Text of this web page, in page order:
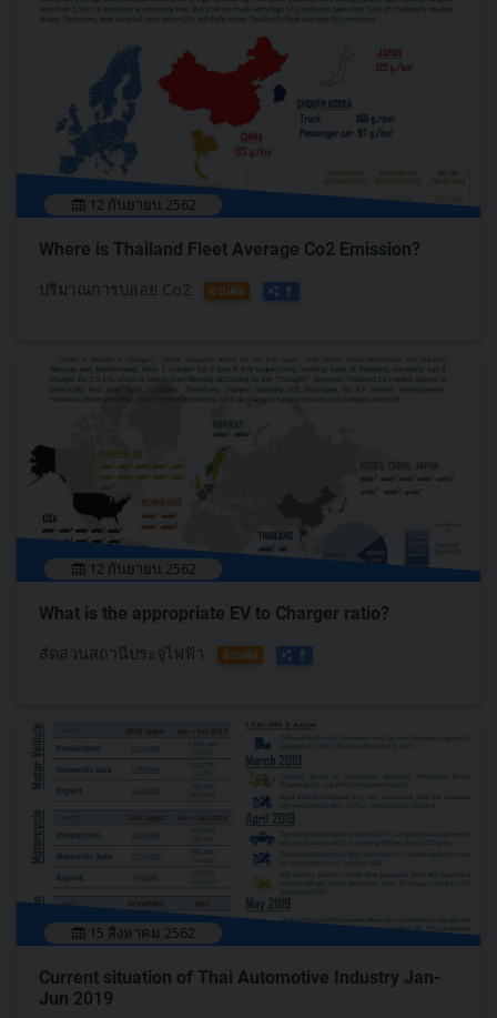
12 กันยายน 2562
Where is Thailand Fleet Average Co2 Emission?
ปริมาณการปล่อย Co2
อ่านต่อ
12 กันยายน 2562
What is the appropriate EV to Charger ratio?
สัดส่วนสถานีประจุไฟฟ้า
อ่านต่อ
15 สิงหาคม 2562
Current situation of Thai Automotive Industry Jan-
Jun 2019